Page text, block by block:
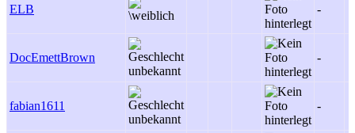
ELB -
DocEmettBrown -
fabian1611 -